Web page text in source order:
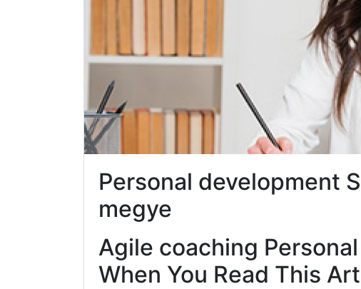
Personal development
megye
Agile coaching
When You Read This